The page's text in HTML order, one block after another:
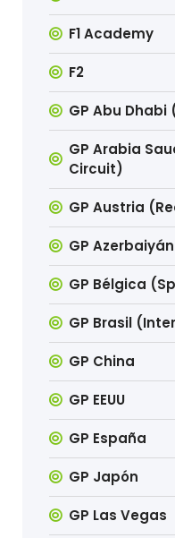
F1 Academy
F2
GP Abu Dhabi
GP Arabia
Circuit)
GP Austria
GP
GP Bélgica
GP Brasil
GP China
GP EEUU
GP España
GP Japón
GP Las Vegas